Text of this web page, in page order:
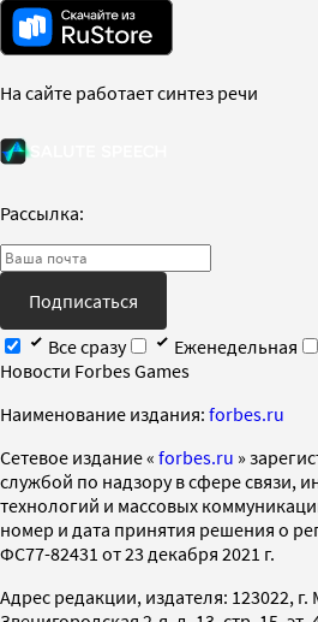
На сайте работает синтез речи
Рассылка:
Подписаться
Все сразу
Еженедельная
Новости Forbes Games
Наименование издания: forbes.ru
Cетевое издание « forbes.ru »
службой по надзору в сфере связи,
технологий и массовых
номер и дата принятия решения о
ФС77-82431 от 23 декабря 2021 г.
Адрес редакции, издателя: 123022, г.